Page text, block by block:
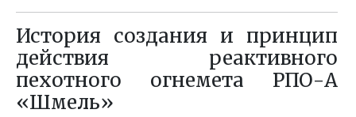
История создания и принцип
действия реактивного
пехотного огнемета РПО-А
«Шмель»